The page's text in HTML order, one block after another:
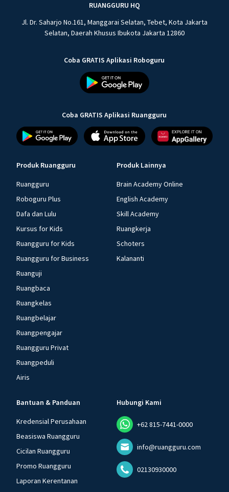
RUANGGURU HQ
Jl. Dr. Saharjo No.161, Manggarai Selatan, Tebet, Kota Jakarta
Selatan, Daerah Khusus Ibukota Jakarta 12860
Coba GRATIS Aplikasi Roboguru
Coba GRATIS Aplikasi Ruangguru
Produk Ruangguru
Ruangguru
Roboguru Plus
Dafa dan Lulu
Kursus for Kids
Ruangguru for Kids
Ruangguru for Business
Ruanguji
Ruangbaca
Ruangkelas
Ruangbelajar
Ruangpengajar
Ruangguru Privat
Ruangpeduli
Airis
Produk Lainnya
Brain Academy Online
English Academy
Skill Academy
Ruangkerja
Schoters
Kalananti
Bantuan & Panduan
Kredensial Perusahaan
Beasiswa Ruangguru
Cicilan Ruangguru
Promo Ruangguru
Laporan Kerentanan
Hubungi Kami
+62 815-7441-0000
info@ruangguru.com
02130930000